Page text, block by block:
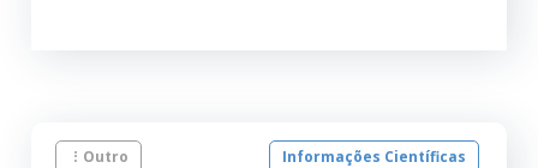
Outro Informações Científicas